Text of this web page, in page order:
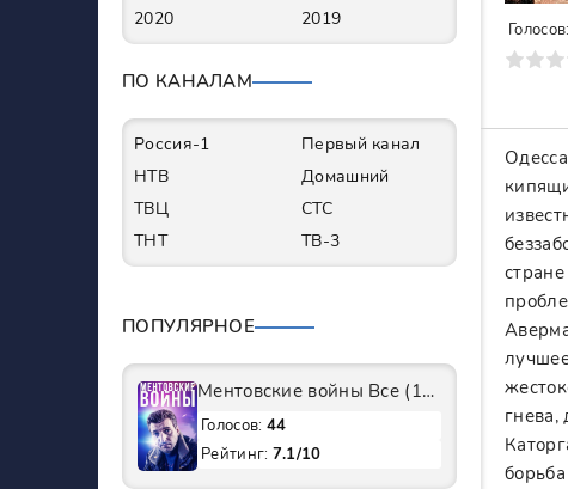
Голосов:
7 8 9
гнева,
2020
2019
ПО КАНАЛАМ
Россия-1
Первый канал
НТВ
Домашний
ТВЦ
СТС
ТНТ
ТВ-3
ПОПУЛЯРНОЕ
Ментовские войны Все (1-11 Сезоны) подряд Сериал
Голосов: 44
Рейтинг: 7.1/10